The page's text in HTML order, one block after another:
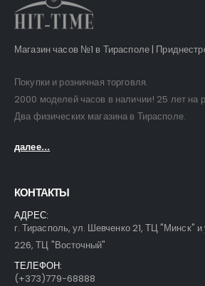
Магазин часов №1 в Тирасполе |
Покупки и розничная торговля.
2000 моделей часов в наличии! 25 лет на
Два физических магазина в Тирасполе.
далее...
КОНТАКТЫ
АДРЕС:
г. Тирасполь, ул. Шевченко 21, ТЦ "Минск"
226, ТЦ "Восточный"
ТЕЛЕФОН:
(+373)779-68888